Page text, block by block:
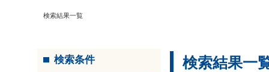
検索結果一覧
検索条件 検索結果一